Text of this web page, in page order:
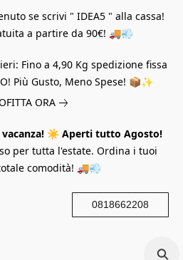
se scrivi " IDEA5 " alla cassa!
a partire da 90€! 🚚💨
Fino a 4,90 Kg spedizione fissa
Più Gusto, Meno Spese! 📦✨
ORA
☀️ Aperti tutto Agosto!
per tutta l'estate. Ordina i tuoi
comodità! 🚚💨
0818662208